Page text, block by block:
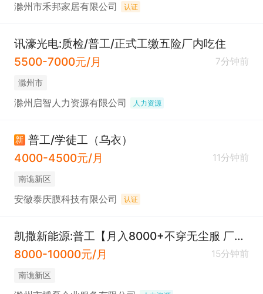
滁州市禾邦家居有限公司 认证
讯濠光电:质检/普工/正式工缴五险厂内吃住
5500-7000元/月
7分钟前
滁州市
滁州启智人力资源有限公司 人力资源
新 普工/学徒工（乌衣）
4000-4500元/月
11分钟前
南谯新区
安徽泰庆膜科技有限公司 认证
凯撒新能源:普工【月入8000+不穿无尘服 厂吃厂住】
8000-10000元/月
15分钟前
南谯新区